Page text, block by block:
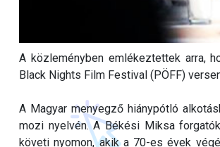
A közleményben emlékeztettek arra,
Black Nights Film Festival (PÖFF)
A Magyar menyegző hiánypótló
mozi nyelvén. A Békési Miksa
követi nyomon, akik a 70-es évek